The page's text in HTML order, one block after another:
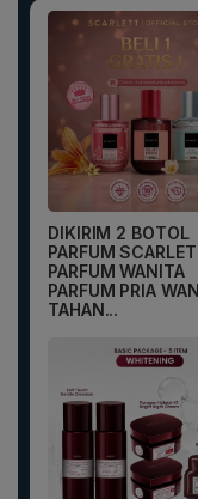
DIKIRIM 2 BOTOL
PARFUM
PARFUM WANITA
PARFUM PRIA
TAHAN...